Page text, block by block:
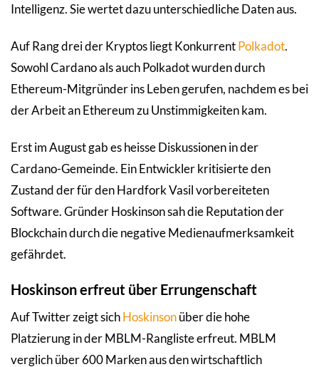
Intelligenz. Sie wertet dazu unterschiedliche Daten aus.
Auf Rang drei der Kryptos liegt KonkurrentPolkadot.
Sowohl Cardano als auch Polkadot wurden durch
Ethereum-Mitgründer ins Leben gerufen, nachdem es bei
der Arbeit an Ethereum zu Unstimmigkeiten kam.
Erst im August gab es heisse Diskussionen in der
Cardano-Gemeinde. Ein Entwickler kritisierte den
Zustand der für den Hardfork Vasil vorbereiteten
Software. Gründer Hoskinson sah die Reputation der
Blockchain durch die negative Medienaufmerksamkeit
gefährdet.
Hoskinson erfreut über Errungenschaft
Auf Twitter zeigt sichHoskinsonüber die hohe
Platzierung in der MBLM-Rangliste erfreut. MBLM
verglich über 600 Marken aus den wirtschaftlich